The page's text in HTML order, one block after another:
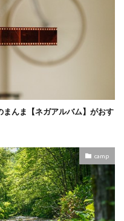
んま【ネガアルバム】がおす
camp